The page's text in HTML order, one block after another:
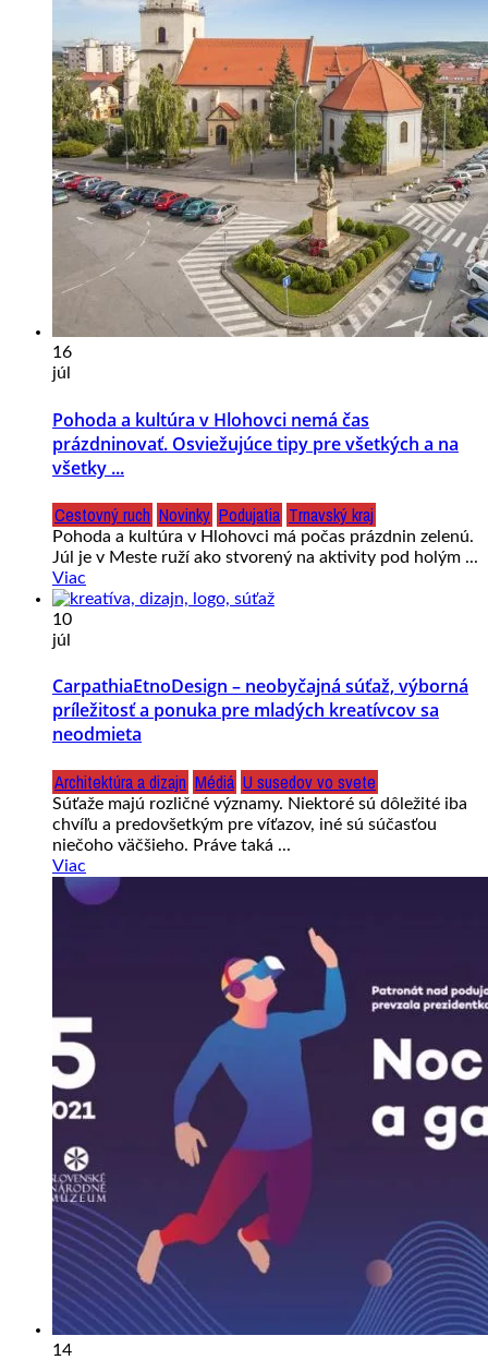
16
júl
Pohoda a kultúra v Hlohovci nemá čas
prázdninovať. Osviežujúce tipy pre všetkých a na
všetky ...
Cestovný ruch Novinky Podujatia Trnavský kraj
Pohoda a kultúra v Hlohovci má počas prázdnin zelenú.
Júl je v Meste ruží ako stvorený na aktivity pod holým ...
Viac
10
júl
CarpathiaEtnoDesign – neobyčajná súťaž, výborná
príležitosť a ponuka pre mladých kreatívcov sa
neodmieta
Architektúra a dizajn Médiá U susedov vo svete
Súťaže majú rozličné významy. Niektoré sú dôležité iba
chvíľu a predovšetkým pre víťazov, iné sú súčasťou
niečoho väčšieho. Práve taká ...
Viac
14